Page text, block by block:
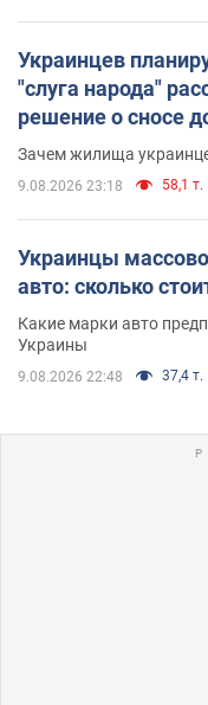
Украинцев
"слуга народа"
решение о сносе
Зачем жилища
9.08.2026 23:18 58,1 т.
Украинцы
авто: сколько
Какие марки авто
Украины
9.08.2026 22:48 37,4 т.